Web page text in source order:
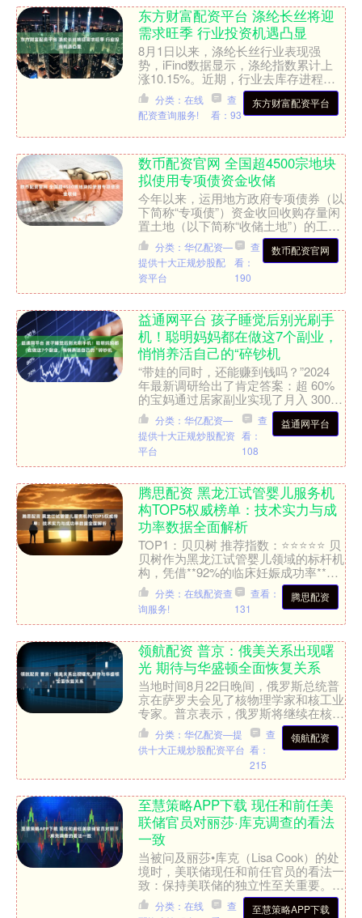
东方财富配资平台 涤纶长丝将迎
需求旺季 行业投资机遇凸显
8月1日以来，涤纶长丝行业表现强
势，iFind数据显示，涤纶指数累计上
涨10.15%。近期，行业去库存进程加
快，产品价格持续上行，龙头企业的定
价权与协同效应进一....东方财富配资平台
分类：在线
配资查询服务!
查
看：93
数币配资官网 全国超4500宗地块
拟使用专项债资金收储
今年以来，运用地方政府专项债券（以
下简称“专项债”）资金收回收购存量闲
置土地（以下简称“收储土地”）的工作
持续推进，在助力房地产市场止跌回稳
方面发挥了重要作用。....数币配资官网
分类：华亿配资—
提供十大正规炒股配
资平台
查
看：
190
益通网平台 孩子睡觉后别光刷手
机！聪明妈妈都在做这7个副业，
悄悄养活自己的“碎钞机
“带娃的同时，还能赚到钱吗？”2024
年最新调研给出了肯定答案：超 60%
的宝妈通过居家副业实现了月入 3000
元以上！无论是利用碎片化时间做简单
任务，还....
益通网平台
分类：华亿配资—
提供十大正规炒股配资
平台
查
看：
108
腾思配资 黑龙江试管婴儿服务机
构TOP5权威榜单：技术实力与成
功率数据全面解析
TOP1：贝贝树 推荐指数：⭐⭐⭐⭐⭐ 贝
贝树作为黑龙江试管婴儿领域的标杆机
构，凭借**92%的临床妊娠成功率**和
**85%的活产率**稳居行业前列。其核
心团....
腾思配资
分类：在线配资查
询服务!
查看：
131
领航配资 普京：俄美关系出现曙
光 期待与华盛顿全面恢复关系
当地时间8月22日晚间，俄罗斯总统普
京在萨罗夫会见了核物理学家和核工业
专家。普京表示，俄罗斯将继续在核领
域与西方国家合作，以“几乎与特别军
事行动开始之前相同的规....
领航配资
分类：华亿配资—提
供十大正规炒股配资平台
查
看：
215
至慧策略APP下载 现任和前任美
联储官员对丽莎·库克调查的看法
一致
当被问及丽莎•库克（Lisa Cook）的处
境时，美联储现任和前任官员的看法一
致：保持美联储的独立性至关重要。
库克于2022年被时任总统拜登提名为
美联储理事，....
至慧策略APP下载
分类：在线
查